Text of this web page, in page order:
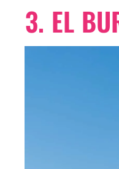
3. EL